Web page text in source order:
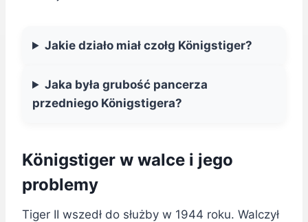
Jakie działo miał czołg Königstiger?
Jaka była grubość pancerza
przedniego Königstigera?
Königstiger w walce i jego
problemy
Tiger II wszedł do służby w 1944 roku. Walczył